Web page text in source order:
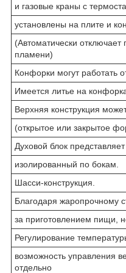
и газовые краны с
установлены на плите и
(Автоматически отключает
пламени)
Конфорки могут работать
Имеется литье на
Верхняя конструкция
(открытое или закрытое
Духовой блок
изолированный по бокам.
Шасси-конструкция.
Благодаря жаропрочному
за приготовлением пищи,
Регулирование
возможность управления
отдельно